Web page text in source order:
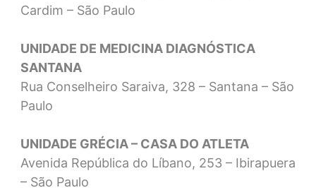
Cardim – São Paulo
UNIDADE DE MEDICINA DIAGNÓSTICA
SANTANA
Rua Conselheiro Saraiva, 328 – Santana – São
Paulo
UNIDADE GRÉCIA – CASA DO ATLETA
Avenida República do Líbano, 253 – Ibirapuera
– São Paulo